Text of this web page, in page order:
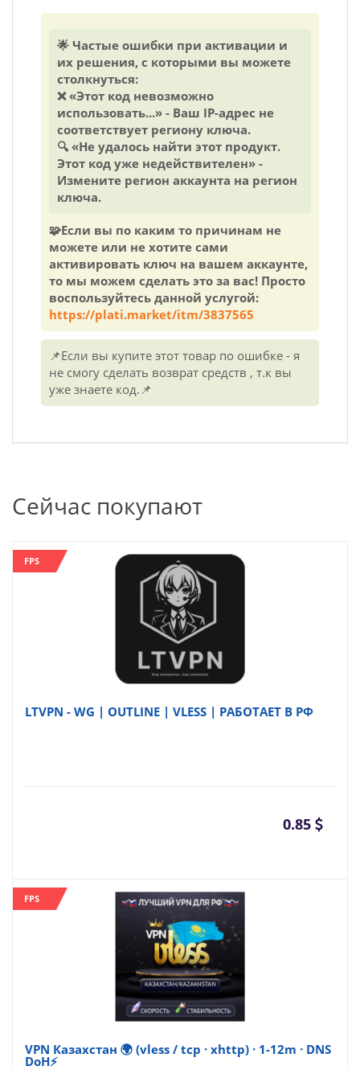
🌟 Частые ошибки при активации и
их решения, с которыми вы можете
столкнуться:
❌ «Этот код невозможно
использовать...» - Ваш IP-адрес не
соответствует региону ключа.
🔍 «Не удалось найти этот продукт.
Этот код уже недействителен» -
Измените регион аккаунта на регион
ключа.
🧩Если вы по каким то причинам не
можете или не хотите сами
активировать ключ на вашем аккаунте,
то мы можем сделать это за вас! Просто
воспользуйтесь данной услугой:
https://plati.market/itm/3837565
📌Если вы купите этот товар по ошибке - я
не смогу сделать возврат средств , т.к вы
уже знаете код.📌
Сейчас покупают
FPS
LTVPN - WG | OUTLINE | VLESS | РАБОТАЕТ В РФ
0.85
FPS
VPN Казахстан 🌍 (vless / tcp · xhttp) · 1-12m · DNS
DoH⚡